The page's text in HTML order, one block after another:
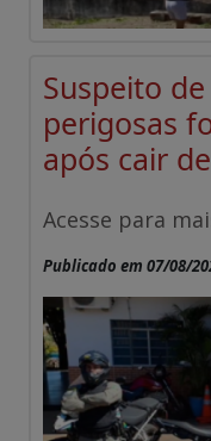
Suspeito
perigosas
após cair
Acesse para
Publicado em 07/08/